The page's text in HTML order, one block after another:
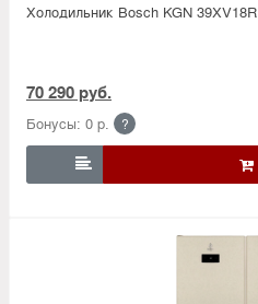
Холодильник Bosсh KGN 39XV18R
70 290 руб.
Бонусы: 0 р. ?
